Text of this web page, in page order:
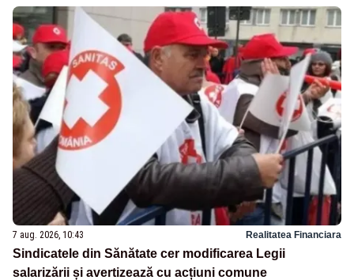
7 aug. 2026, 10:43 Realitatea Financiara
Sindicatele din Sănătate cer modificarea Legii
salarizării și avertizează cu acțiuni comune